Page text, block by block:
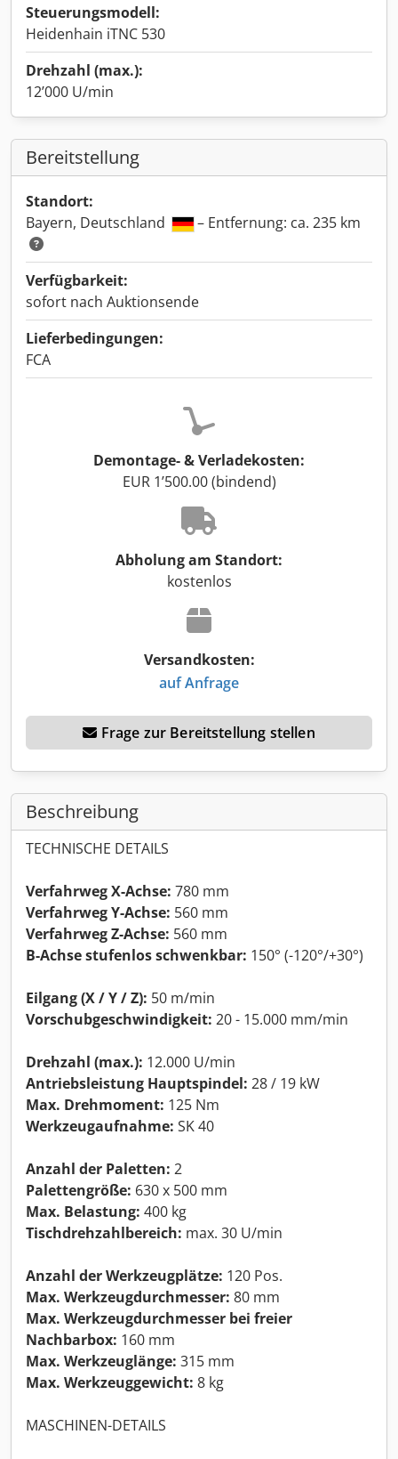
Steuerungsmodell:
Heidenhain iTNC 530
Drehzahl (max.):
12’000 U/min
Bereitstellung
Standort:
Bayern, Deutschland
– Entfernung: ca. 235 km
Verfügbarkeit:
sofort nach Auktionsende
Lieferbedingungen:
FCA
Demontage- & Verladekosten:
EUR 1’500.00 (bindend)
Abholung am Standort:
kostenlos
Versandkosten:
auf Anfrage
Frage zur Bereitstellung stellen
Beschreibung
TECHNISCHE DETAILS
Verfahrweg X-Achse: 780 mm
Verfahrweg Y-Achse: 560 mm
Verfahrweg Z-Achse: 560 mm
B-Achse stufenlos schwenkbar: 150° (-120°/+30°)
Eilgang (X / Y / Z): 50 m/min
Vorschubgeschwindigkeit: 20 - 15.000 mm/min
Drehzahl (max.): 12.000 U/min
Antriebsleistung Hauptspindel: 28 / 19 kW
Max. Drehmoment: 125 Nm
Werkzeugaufnahme: SK 40
Anzahl der Paletten: 2
Palettengröße: 630 x 500 mm
Max. Belastung: 400 kg
Tischdrehzahlbereich: max. 30 U/min
Anzahl der Werkzeugplätze: 120 Pos.
Max. Werkzeugdurchmesser: 80 mm
Max. Werkzeugdurchmesser bei freier
Nachbarbox: 160 mm
Max. Werkzeuglänge: 315 mm
Max. Werkzeuggewicht: 8 kg
MASCHINEN-DETAILS